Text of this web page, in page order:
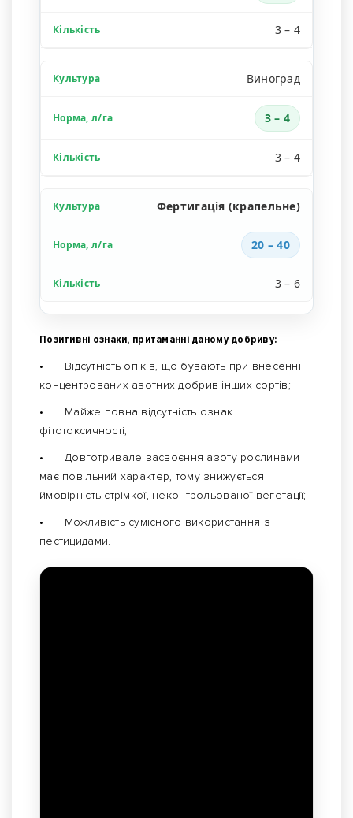
3 – 4
Виноград
3 – 4
3 – 4
Фертигація (крапельне)
20 – 40
3 – 6
Позитивні ознаки, притаманні даному добриву:
•
Відсутність опіків, що бувають при внесенні
концентрованих азотних добрив інших сортів;
•
Майже повна відсутність ознак
фітотоксичності;
•
Довготривале засвоєння азоту рослинами
має повільний характер, тому знижується
ймовірність стрімкої, неконтрольованої вегетації;
•
Можливість сумісного використання з
пестицидами.